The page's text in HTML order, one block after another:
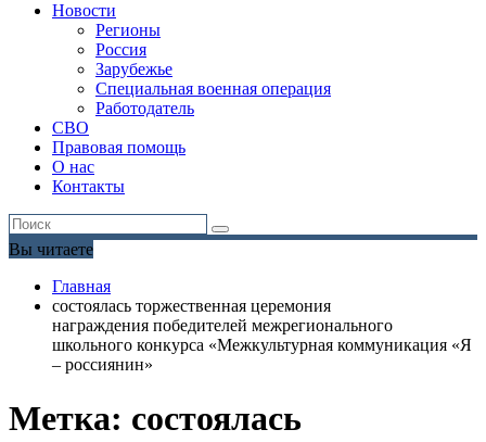
Новости
Регионы
Россия
Зарубежье
Специальная военная операция
Работодатель
СВО
Правовая помощь
О нас
Контакты
Вы читаете
Главная
состоялась торжественная церемония
награждения победителей межрегионального
школьного конкурса «Межкультурная коммуникация «Я
– россиянин»
Метка: состоялась